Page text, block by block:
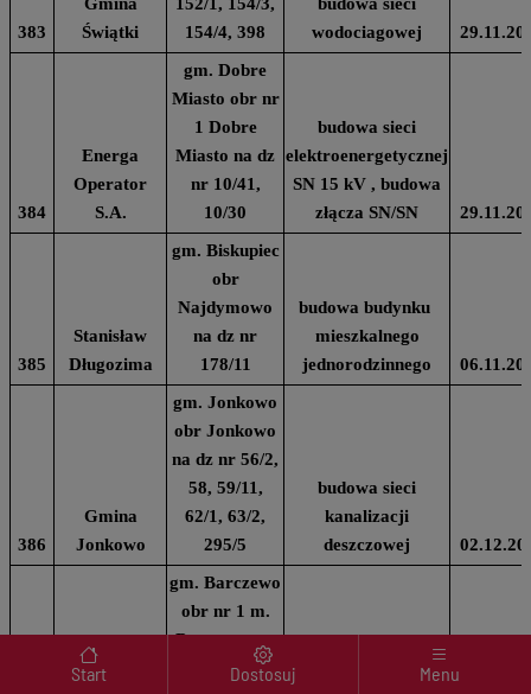
Menu wyróżnione
Start
Dostosuj Menu
383
Świątki
154/4, 398
wodociagowej
384
Energa
Operator
S.A.
gm. Dobre
Miasto obr nr
1 Dobre
Miasto na dz
nr 10/41,
10/30
budowa sieci
elektroenergetycznej
SN 15 kV , budowa
złącza SN/SN
385
Stanisław
Długozima
gm. Biskupiec
obr
Najdymowo
na dz nr
178/11
budowa budynku
mieszkalnego
jednorodzinnego
386
Gmina
Jonkowo
gm. Jonkowo
obr Jonkowo
na dz nr 56/2,
58, 59/11,
62/1, 63/2,
295/5
budowa sieci
kanalizacji
deszczowej
gm. Barczewo
obr nr 1 m.
Barczewo na
dz nr 51/4,